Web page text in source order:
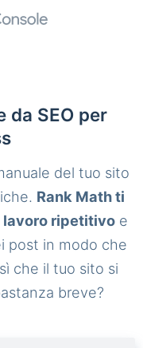
da SEO per
del tuo sito
Rank Math ti
lavoro ripetitivoe
post in modo che
che il tuo sito si
breve?